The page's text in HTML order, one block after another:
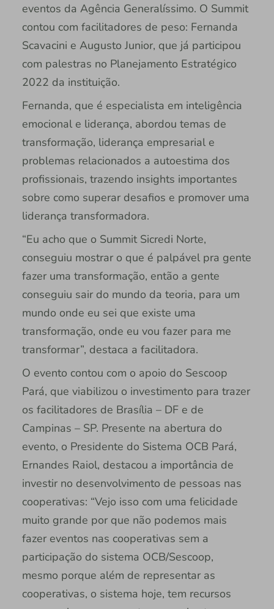
eventos da Agência Generalíssimo. O Summit
contou com facilitadores de peso: Fernanda
Scavacini e Augusto Junior, que já participou
com palestras no Planejamento Estratégico
2022 da instituição.
Fernanda, que é especialista em inteligência
emocional e liderança, abordou temas de
transformação, liderança empresarial e
problemas relacionados a autoestima dos
profissionais, trazendo insights importantes
sobre como superar desafios e promover uma
liderança transformadora.
“Eu acho que o Summit Sicredi Norte,
conseguiu mostrar o que é palpável pra gente
fazer uma transformação, então a gente
conseguiu sair do mundo da teoria, para um
mundo onde eu sei que existe uma
transformação, onde eu vou fazer para me
transformar”, destaca a facilitadora.
O evento contou com o apoio do Sescoop
Pará, que viabilizou o investimento para trazer
os facilitadores de Brasília – DF e de
Campinas – SP. Presente na abertura do
evento, o Presidente do Sistema OCB Pará,
Ernandes Raiol, destacou a importância de
investir no desenvolvimento de pessoas nas
cooperativas: “Vejo isso com uma felicidade
muito grande por que não podemos mais
fazer eventos nas cooperativas sem a
participação do sistema OCB/Sescoop,
mesmo porque além de representar as
cooperativas, o sistema hoje, tem recursos